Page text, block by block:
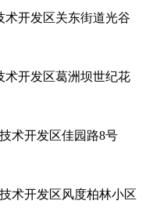
术开发区关东街道光谷
术开发区葛洲坝世纪花
开发区佳园路8号
术开发区风度柏林小区